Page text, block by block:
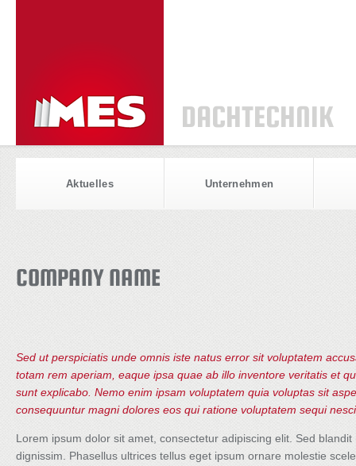
DACHTECHNIK
Aktuelles Unternehmen
COMPANY NAME
Sed ut perspiciatis unde omnis iste natus error sit voluptatem
totam rem aperiam, eaque ipsa quae ab illo inventore veritatis et
sunt explicabo. Nemo enim ipsam voluptatem quia voluptas sit
consequuntur magni dolores eos qui ratione voluptatem sequi
Lorem ipsum dolor sit amet, consectetur adipiscing elit. Sed
dignissim. Phasellus ultrices tellus eget ipsum ornare molestie